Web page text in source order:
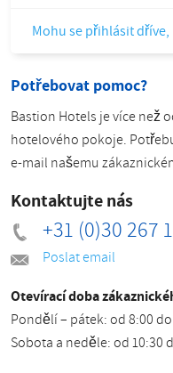
Mohu se přihlásit
Potřebovat pomoc?
Bastion Hotels je více než
hotelového pokoje.
e-mail našemu
Kontaktujte nás
+31 (0)30 267
Poslat email
Otevírací doba
Pondělí – pátek: od 8:00
Sobota a neděle: od 10:30